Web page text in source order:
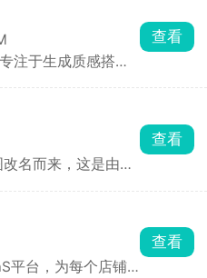
带人声、完整编曲
音乐版权完全归自
发布音乐平台、接
网页、小程序多端
注于生成质感搭
感大片，让静图变
内提供了各种不同
定义选择，采用AI
出大片。
查看
名而来，这是由杭
础用户只需输入关
能快速生成原创 AI
、壁纸、创意原画
顾新手娱乐创作与
查看
平台，为每个店铺
查看